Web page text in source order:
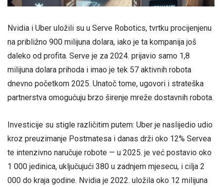
Nvidia i Uber uložili su u Serve Robotics, tvrtku procijenjenu
na približno 900 milijuna dolara, iako je ta kompanija još
daleko od profita. Serve je za 2024. prijavio samo 1,8
milijuna dolara prihoda i imao je tek 57 aktivnih robota
dnevno početkom 2025. Unatoč tome, ugovori i strateška
partnerstva omogućuju brzo širenje mreže dostavnih robota.
Investicije su stigle različitim putem: Uber je naslijedio udio
kroz preuzimanje Postmatesa i danas drži oko 12% Servea
te intenzivno naručuje robote — u 2025. je već postavio oko
1 000 jedinica, uključujući 380 u zadnjem mjesecu, i cilja 2
000 do kraja godine. Nvidia je 2022. uložila oko 12 milijuna